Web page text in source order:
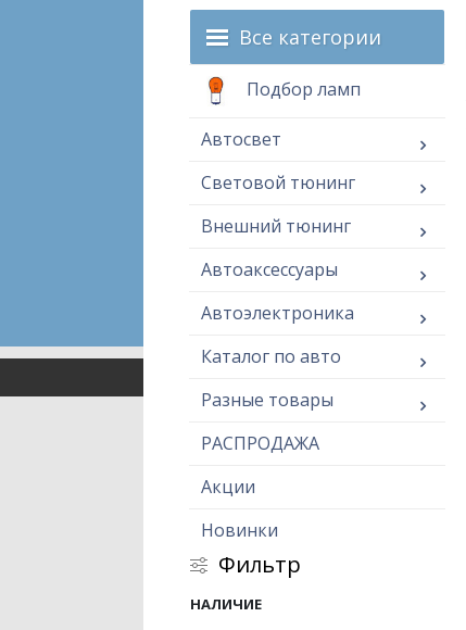
Все категории
Подбор ламп
Автосвет
Световой тюнинг
Внешний тюнинг
Автоаксессуары
Автоэлектроника
Каталог по авто
Разные товары
РАСПРОДАЖА
Акции
Новинки
Фильтр
НАЛИЧИЕ